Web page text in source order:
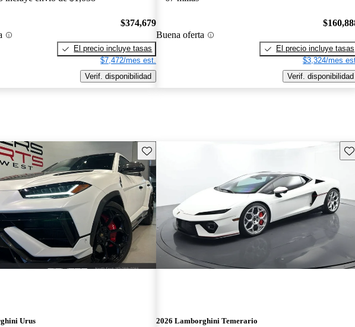
$374,679
El precio incluye tasas
$7,472/mes est.
Verif. disponibilidad
Buena oferta
El precio incluye tasas
$3,324/mes
Verif. disponibilidad
Guarda este Aviso
Urus 2026 Lamborghini Temerario